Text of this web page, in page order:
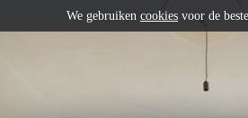
We gebruiken cookies voor de